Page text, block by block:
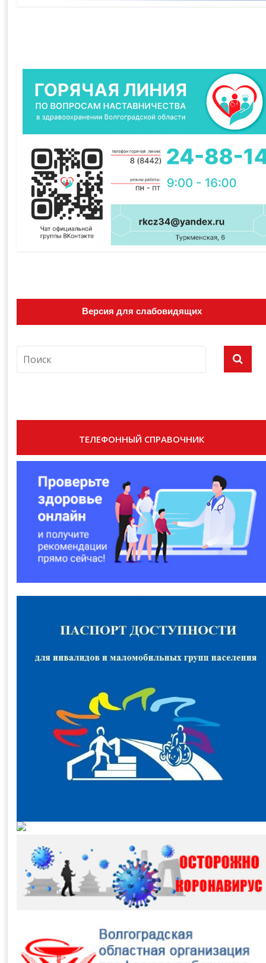
Версия для слабовидящих
ТЕЛЕФОННЫЙ СПРАВОЧНИК